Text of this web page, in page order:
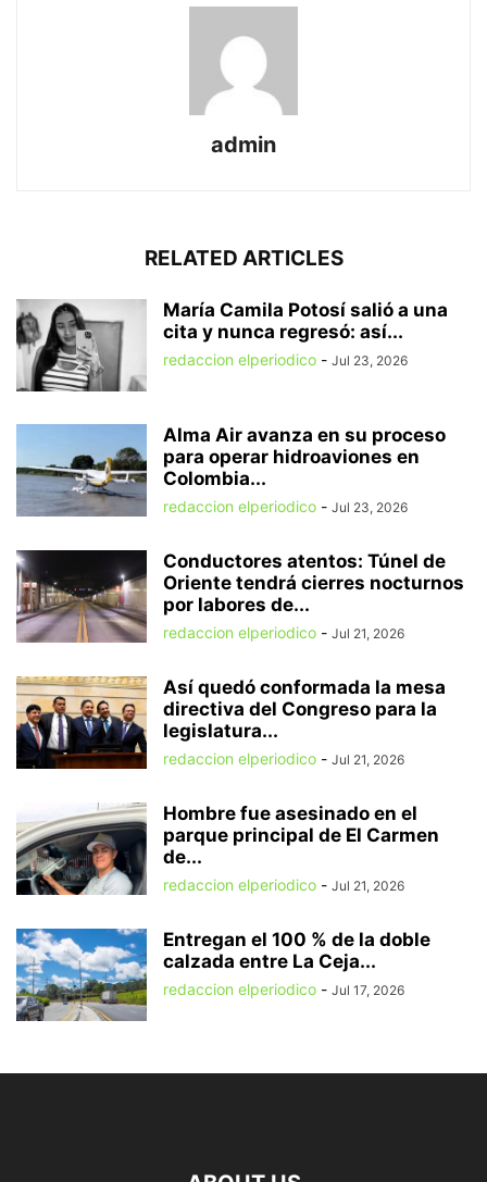
admin
RELATED ARTICLES
María Camila Potosí salió a una
cita y nunca regresó: así...
redaccion elperiodico - Jul 23, 2026
Alma Air avanza en su proceso
para operar hidroaviones en
Colombia...
redaccion elperiodico - Jul 23, 2026
Conductores atentos: Túnel de
Oriente tendrá cierres nocturnos
por labores de...
redaccion elperiodico - Jul 21, 2026
Así quedó conformada la mesa
directiva del Congreso para la
legislatura...
redaccion elperiodico - Jul 21, 2026
Hombre fue asesinado en el
parque principal de El Carmen
de...
redaccion elperiodico - Jul 21, 2026
Entregan el 100 % de la doble
calzada entre La Ceja...
redaccion elperiodico - Jul 17, 2026